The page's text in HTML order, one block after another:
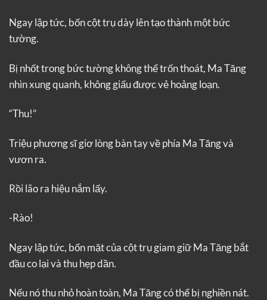
Ngay lập tức, bốn cột trụ dày lên tạo thành một bức
tường.
Bị nhốt trong bức tường không thể trốn thoát, Ma Tăng
nhìn xung quanh, không giấu được vẻ hoảng loạn.
“Thu!”
Triệu phương sĩ giơ lòng bàn tay về phía Ma Tăng và
vươn ra.
Rồi lão ra hiệu nắm lấy.
-Rào!
Ngay lập tức, bốn mặt của cột trụ giam giữ Ma Tăng bắt
đầu co lại và thu hẹp dần.
Nếu nó thu nhỏ hoàn toàn, Ma Tăng có thể bị nghiền nát.